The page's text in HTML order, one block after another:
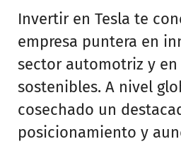
Invertir en Tesla te
empresa puntera en
sector automotriz y en
sostenibles. A nivel
cosechado un
posicionamiento y